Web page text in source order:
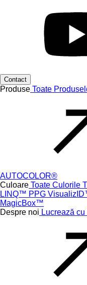
Contact
Produse Toate
AUTOCOLOR®
Culoare Toate Culorile
LINQ™ PPG
MagicBox™
Despre noi Lucrează cu